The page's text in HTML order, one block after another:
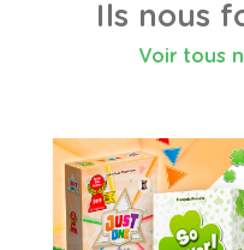
Ils nous
Voir tous